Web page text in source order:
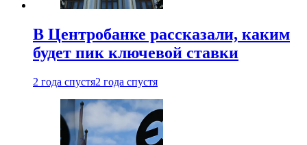
В Центробанке рассказали, каким
будет пик ключевой ставки
2 года спустя2 года спустя